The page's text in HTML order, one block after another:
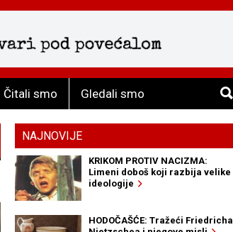
Čitali smo Gledali smo
NAJNOVIJE
KRIKOM PROTIV NACIZMA:
Limeni doboš koji razbija velike
ideologije
HODOČAŠĆE: Tražeći Friedricha